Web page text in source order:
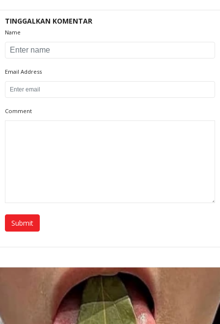
TINGGALKAN KOMENTAR
Name
Email Address
Comment